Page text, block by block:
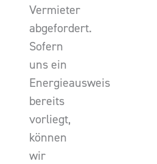
Vermieter
abgefordert.
Sofern
uns ein
Energieausweis
bereits
vorliegt,
können
wir